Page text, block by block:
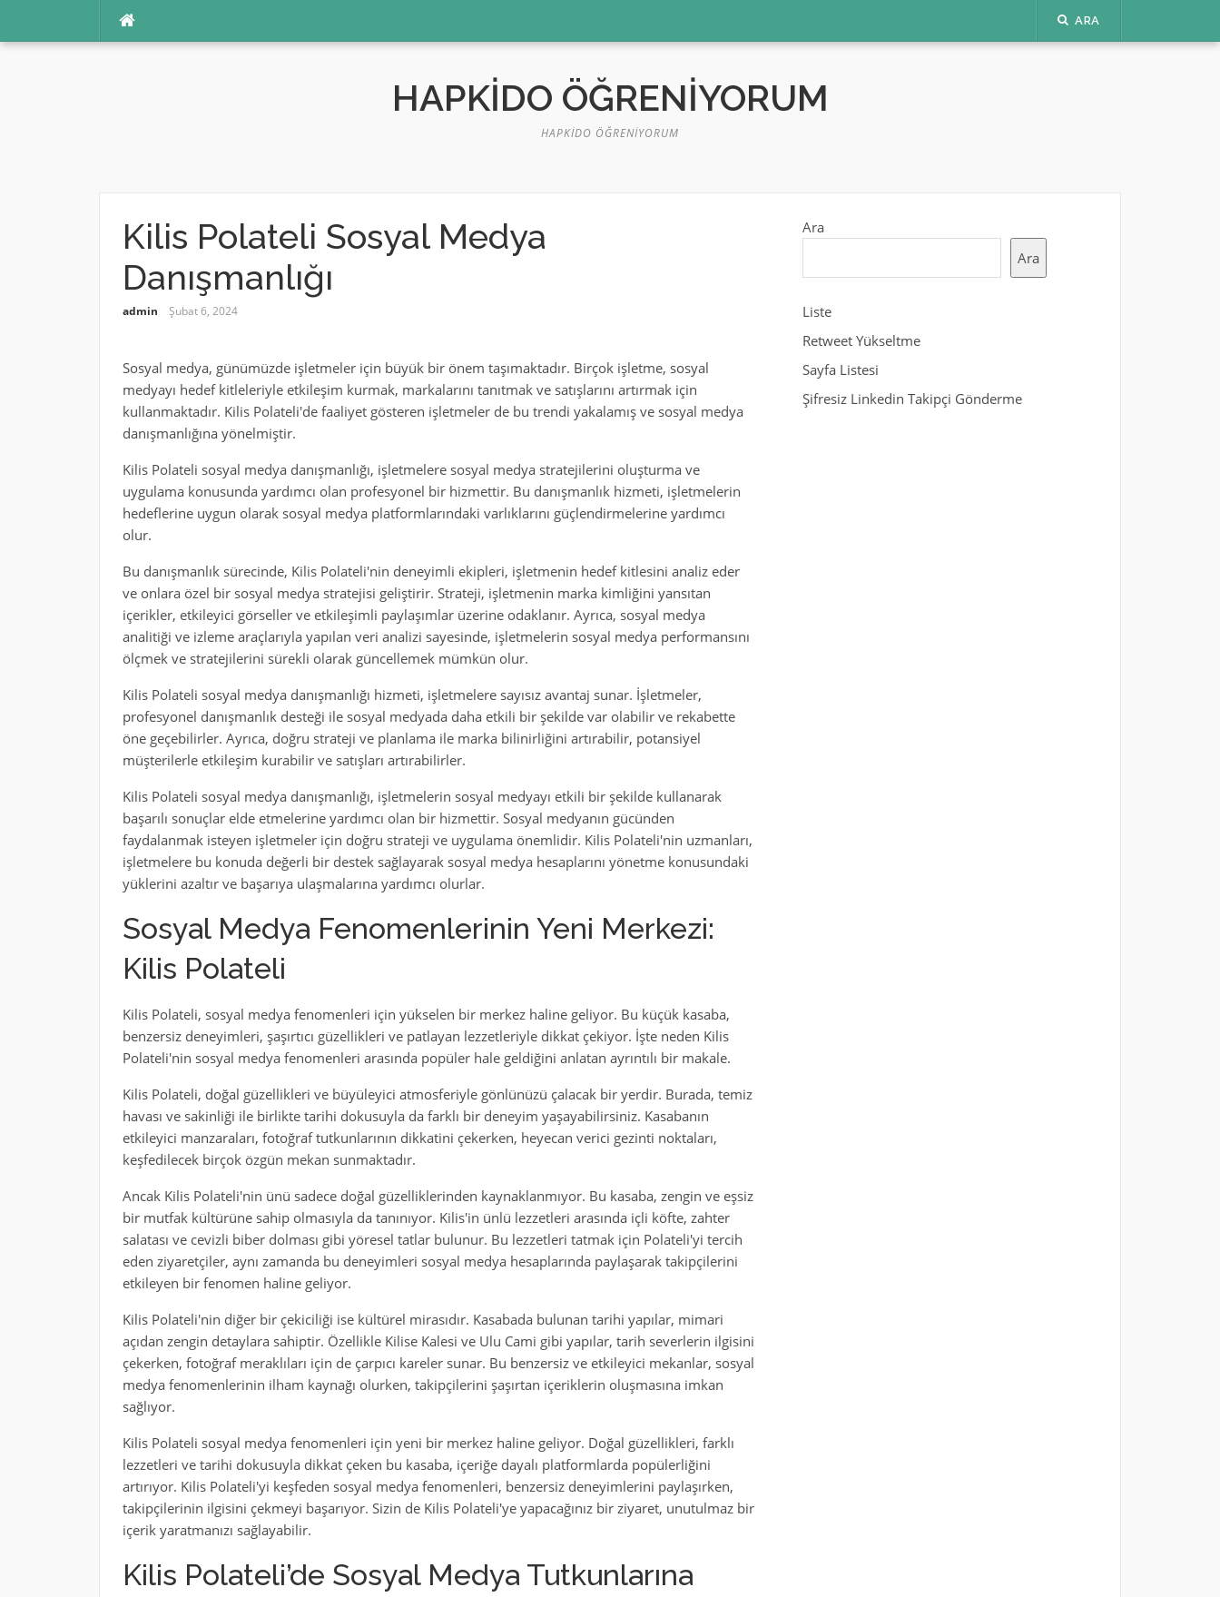
ARA
HAPKIDO ÖĞRENIYORUM
HAPKIDO ÖĞRENIYORUM
Kilis Polateli Sosyal Medya
Danışmanlığı
admin Şubat 6, 2024
Sosyal medya, günümüzde işletmeler için büyük bir önem taşımaktadır. Birçok işletme, sosyal
medyayı hedef kitleleriyle etkileşim kurmak, markalarını tanıtmak ve satışlarını artırmak için
kullanmaktadır. Kilis Polateli'de faaliyet gösteren işletmeler de bu trendi yakalamış ve sosyal medya
danışmanlığına yönelmiştir.
Kilis Polateli sosyal medya danışmanlığı, işletmelere sosyal medya stratejilerini oluşturma ve
uygulama konusunda yardımcı olan profesyonel bir hizmettir. Bu danışmanlık hizmeti, işletmelerin
hedeflerine uygun olarak sosyal medya platformlarındaki varlıklarını güçlendirmelerine yardımcı
olur.
Bu danışmanlık sürecinde, Kilis Polateli'nin deneyimli ekipleri, işletmenin hedef kitlesini analiz eder
ve onlara özel bir sosyal medya stratejisi geliştirir. Strateji, işletmenin marka kimliğini yansıtan
içerikler, etkileyici görseller ve etkileşimli paylaşımlar üzerine odaklanır. Ayrıca, sosyal medya
analitiği ve izleme araçlarıyla yapılan veri analizi sayesinde, işletmelerin sosyal medya performansını
ölçmek ve stratejilerini sürekli olarak güncellemek mümkün olur.
Kilis Polateli sosyal medya danışmanlığı hizmeti, işletmelere sayısız avantaj sunar. İşletmeler,
profesyonel danışmanlık desteği ile sosyal medyada daha etkili bir şekilde var olabilir ve rekabette
öne geçebilirler. Ayrıca, doğru strateji ve planlama ile marka bilinirliğini artırabilir, potansiyel
müşterilerle etkileşim kurabilir ve satışları artırabilirler.
Kilis Polateli sosyal medya danışmanlığı, işletmelerin sosyal medyayı etkili bir şekilde kullanarak
başarılı sonuçlar elde etmelerine yardımcı olan bir hizmettir. Sosyal medyanın gücünden
faydalanmak isteyen işletmeler için doğru strateji ve uygulama önemlidir. Kilis Polateli'nin uzmanları,
işletmelere bu konuda değerli bir destek sağlayarak sosyal medya hesaplarını yönetme konusundaki
yüklerini azaltır ve başarıya ulaşmalarına yardımcı olurlar.
Sosyal Medya Fenomenlerinin Yeni Merkezi:
Kilis Polateli
Kilis Polateli, sosyal medya fenomenleri için yükselen bir merkez haline geliyor. Bu küçük kasaba,
benzersiz deneyimleri, şaşırtıcı güzellikleri ve patlayan lezzetleriyle dikkat çekiyor. İşte neden Kilis
Polateli'nin sosyal medya fenomenleri arasında popüler hale geldiğini anlatan ayrıntılı bir makale.
Kilis Polateli, doğal güzellikleri ve büyüleyici atmosferiyle gönlünüzü çalacak bir yerdir. Burada, temiz
havası ve sakinliği ile birlikte tarihi dokusuyla da farklı bir deneyim yaşayabilirsiniz. Kasabanın
etkileyici manzaraları, fotoğraf tutkunlarının dikkatini çekerken, heyecan verici gezinti noktaları,
keşfedilecek birçok özgün mekan sunmaktadır.
Ancak Kilis Polateli'nin ünü sadece doğal güzelliklerinden kaynaklanmıyor. Bu kasaba, zengin ve eşsiz
bir mutfak kültürüne sahip olmasıyla da tanınıyor. Kilis'in ünlü lezzetleri arasında içli köfte, zahter
salatası ve cevizli biber dolması gibi yöresel tatlar bulunur. Bu lezzetleri tatmak için Polateli'yi tercih
eden ziyaretçiler, aynı zamanda bu deneyimleri sosyal medya hesaplarında paylaşarak takipçilerini
etkileyen bir fenomen haline geliyor.
Kilis Polateli'nin diğer bir çekiciliği ise kültürel mirasıdır. Kasabada bulunan tarihi yapılar, mimari
açıdan zengin detaylara sahiptir. Özellikle Kilise Kalesi ve Ulu Cami gibi yapılar, tarih severlerin ilgisini
çekerken, fotoğraf meraklıları için de çarpıcı kareler sunar. Bu benzersiz ve etkileyici mekanlar, sosyal
medya fenomenlerinin ilham kaynağı olurken, takipçilerini şaşırtan içeriklerin oluşmasına imkan
sağlıyor.
Kilis Polateli sosyal medya fenomenleri için yeni bir merkez haline geliyor. Doğal güzellikleri, farklı
lezzetleri ve tarihi dokusuyla dikkat çeken bu kasaba, içeriğe dayalı platformlarda popülerliğini
artırıyor. Kilis Polateli'yi keşfeden sosyal medya fenomenleri, benzersiz deneyimlerini paylaşırken,
takipçilerinin ilgisini çekmeyi başarıyor. Sizin de Kilis Polateli'ye yapacağınız bir ziyaret, unutulmaz bir
içerik yaratmanızı sağlayabilir.
Kilis Polateli’de Sosyal Medya Tutkunlarına
Ara
Ara
Liste
Retweet Yükseltme
Sayfa Listesi
Şifresiz Linkedin Takipçi Gönderme